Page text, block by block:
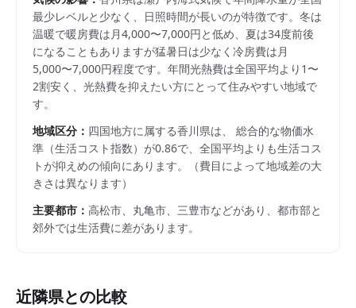
最少レベルと少なく、日照時間が長いのが特徴です。冬は
温暖で暖房費は月4,000〜7,000円と低め、夏は34度前後
になることもありますが猛暑日は少なく冷房費は月
5,000〜7,000円程度です。年間光熱費は全国平均より1〜
2割安く、光熱費を抑えたい方にとって住みやすい地域で
す。
地域区分： 四国地方に属する香川県は、 総合的な物価水
準（生活コスト指数）が0.86で、 全国平均よりも生活コス
トが抑えめの傾向にあります。
（費目によって地域差の大
きさは異なります）
主要都市： 高松市、丸亀市、三豊市などがあり、都市部と
郊外では生活費に差があります。
近隣県との比較